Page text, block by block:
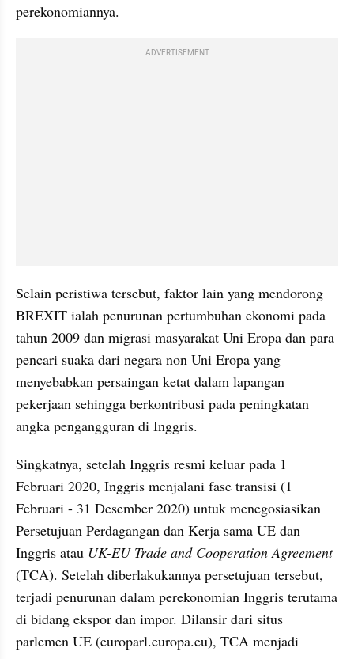
perekonomiannya.
ADVERTISEMENT
Selain peristiwa tersebut, faktor lain yang mendorong
BREXIT ialah penurunan pertumbuhan ekonomi pada
tahun 2009 dan migrasi masyarakat Uni Eropa dan para
pencari suaka dari negara non Uni Eropa yang
menyebabkan persaingan ketat dalam lapangan
pekerjaan sehingga berkontribusi pada peningkatan
angka pengangguran di Inggris.
Singkatnya, setelah Inggris resmi keluar pada 1
Februari 2020, Inggris menjalani fase transisi (1
Februari - 31 Desember 2020) untuk menegosiasikan
Persetujuan Perdagangan dan Kerja sama UE dan
Inggris atau UK-EU Trade and Cooperation Agreement
(TCA). Setelah diberlakukannya persetujuan tersebut,
terjadi penurunan dalam perekonomian Inggris terutama
di bidang ekspor dan impor. Dilansir dari situs
parlemen UE (europarl.europa.eu), TCA menjadi